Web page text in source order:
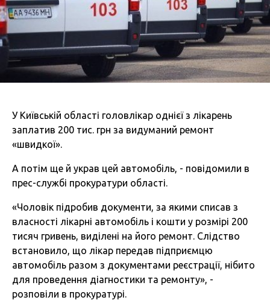
У Київській області головлікар однієї з лікарень
заплатив 200 тис. грн за видуманий ремонт
«швидкої».
А потім ще й украв цей автомобіль, - повідомили в
прес-службі прокуратури області.
«Чоловік підробив документи, за якими списав з
власності лікарні автомобіль і кошти у розмірі 200
тисяч гривень, виділені на його ремонт. Слідство
встановило, що лікар передав підприємцю
автомобіль разом з документами реєстрації, нібито
для проведення діагностики та ремонту», -
розповіли в прокуратурі.